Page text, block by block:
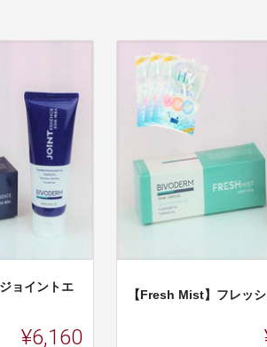
ョイントエ
¥6,160
【Fresh Mist】フレッ